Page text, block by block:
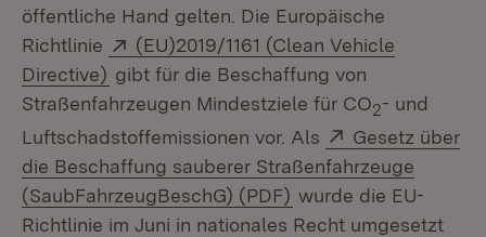
öffentliche Hand gelten. Die Europäische
Richtlinie
Extern:
(EU)2019/1161 (Clean Vehicle
Directive) (Öffnet in neuem Fenster)
gibt für die Beschaffung von
Straßenfahrzeugen Mindestziele für CO2- und
Luftschadstoffemissionen vor. Als
Extern:
Gesetz über
die Beschaffung sauberer Straßenfahrzeuge
(SaubFahrzeugBeschG) (PDF) (Öffnet in neuem
wurde die EU-
Richtlinie im Juni in nationales Recht umgesetzt